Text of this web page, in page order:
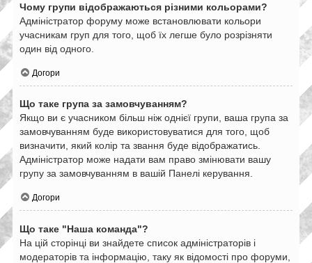
Чому групи відображаються різними кольорами?
Адміністратор форуму може встановлювати кольори
учасникам груп для того, щоб їх легше було розрізняти
один від одного.
Догори
Що таке група за замовчуванням?
Якщо ви є учасником більш ніж однієї групи, ваша група за
замовчуванням буде використовуватися для того, щоб
визначити, який колір та звання буде відображатись.
Адміністратор може надати вам право змінювати вашу
групу за замовчуванням в вашій Панелі керування.
Догори
Що таке "Наша команда"?
На цій сторінці ви знайдете список адміністраторів і
модераторів та інформацію, таку як відомості про форуми,